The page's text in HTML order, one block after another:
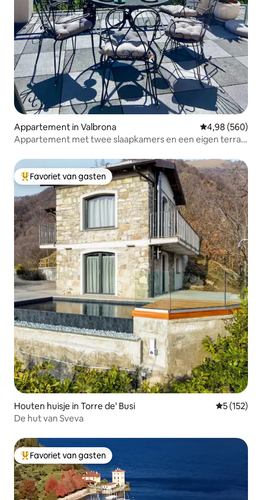
Appartement in Valbrona Gemiddelde
4,98 (560)
Appartement met twee slaapkamers en een eigen terras
Topfavoriet van gasten
Favoriet van gasten
Houten huisje in Torre de' Busi
5 (152)
De hut van Sveva
Topfavoriet van gasten
Favoriet van gasten